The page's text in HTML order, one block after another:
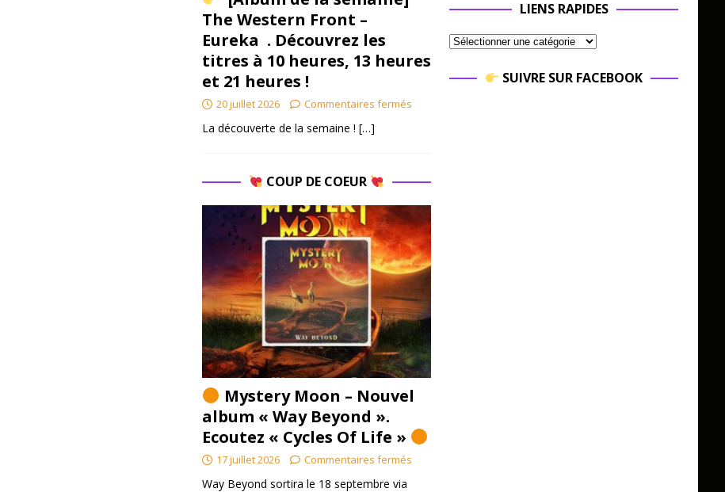
The Western Front –
Eureka . Découvrez les
titres à 10 heures, 13 heures
et 21 heures !
20 juillet 2026 Commentaires fermés
La découverte de la semaine ! […]
COUP DE COEUR
Mystery Moon – Nouvel
album « Way Beyond ».
Ecoutez « Cycles Of Life »
17 juillet 2026 Commentaires fermés
Way Beyond sortira le 18 septembre via
LIENS RAPIDES
SUIVRE SUR FACEBOOK